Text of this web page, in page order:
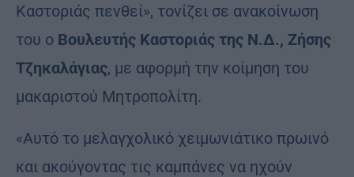
Καστοριάς πενθεί», τονίζει σε ανακοίνωση
του ο Βουλευτής Καστοριάς της Ν.Δ., Ζήσης
Τζηκαλάγιας, με αφορμή την κοίμηση του
μακαριστού Μητροπολίτη.
«Αυτό το μελαγχολικό χειμωνιάτικο πρωινό
και ακούγοντας τις καμπάνες να ηχούν